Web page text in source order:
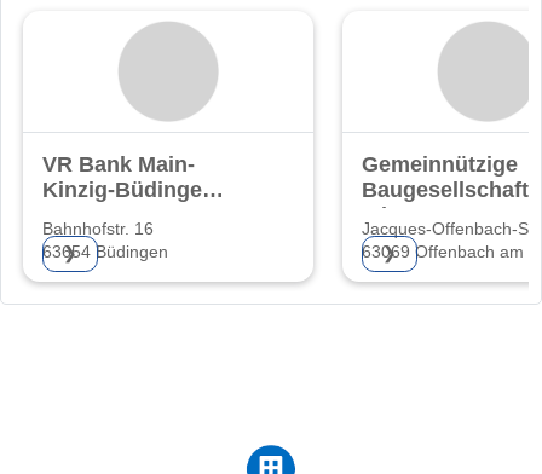
VR Bank Main-
Kinzig-Büdingen
Bahnhofstr. 16
63654 Büdingen
❯
Gemeinnützige
Baugesellschaft
mbH
Jacques-Offenbach-
63069 Offenbach am
❯